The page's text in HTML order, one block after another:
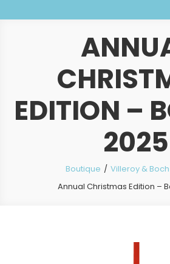
EDITION –
2025
Boutique Villeroy & Boch
Annual Christmas Edition –